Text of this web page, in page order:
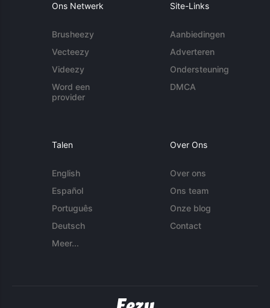
Ons Netwerk
Brusheezy
Vecteezy
Videezy
Word een
provider
Site-Links
Aanbiedingen
Adverteren
Ondersteuning
DMCA
Talen
English
Español
Português
Deutsch
Meer...
Over Ons
Over ons
Ons team
Onze blog
Contact